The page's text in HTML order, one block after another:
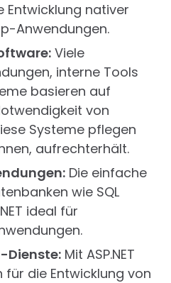
Entwicklung nativer
Anwendungen.
Viele
interne Tools
basieren auf
von
Systeme pflegen
aufrechterhält.
Die einfache
wie SQL
ideal für
Dienste: Mit ASP.NET
für die Entwicklung von